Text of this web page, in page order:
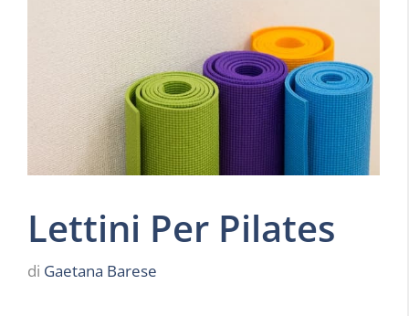
Lettini Per Pilates
di Gaetana Barese